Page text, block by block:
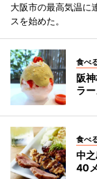
大阪市の最高気温に
スを始めた。
食べ
阪
ラ
食べ
中
40